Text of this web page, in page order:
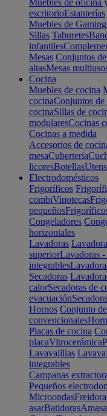
Muebles de oficina
escritorioEstanterías
Muebles de Gaming
Sillas Taburetes
infantiles
Mesas Conjuntos
altasMesas
Cocina
Muebles de cocina
cocinaConjuntos de
cocinaSillas de
modularesCocinas
Cocinas a medida
Accesorios de
mesaCubertería
licoresBotellas
Electrodomésticos
Frigoríficos
combiVinotecas
pequeños
Congeladores
horizontales
Lavadoras
superiorLavadoras -
integrables
Secadoras
calorSecadoras de
evacuación
Hornos Conjunto
convencionales
Placas de cocina
placaVitrocerámica
Lavavajillas
integrables
Campanas
Pequeños
Microondas
asarBatidoras